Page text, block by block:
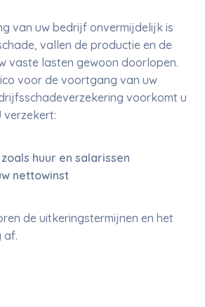
van uw bedrijf onvermijdelijk is
vallen de productie en de
vaste lasten gewoon doorlopen.
voor de voortgang van uw
voorkomt u
verzekert:
huur en salarissen
nettowinst
de uitkeringstermijnen en het
af.